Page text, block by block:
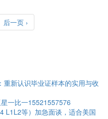
后一页 ›
新认识毕业证样本的实用与收
一比一15521557576
L1L2等）加急面谈，适合美国